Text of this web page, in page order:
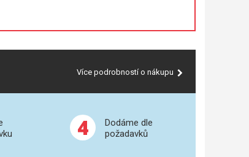
Více podrobností o nákupu
4
Dodáme dle
požadavků